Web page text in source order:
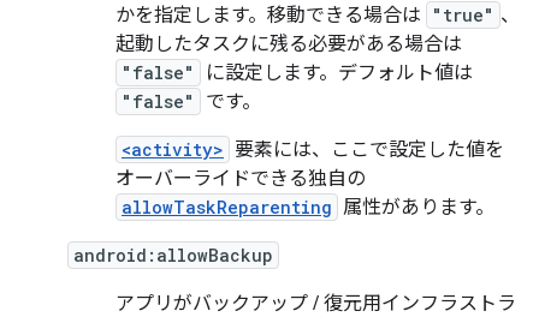
かを指定します。移動できる場合は
"true" 、
起動したタスクに残る必要がある場合は
"false" に設定します。デフォルト値は
"false" です。
<activity> 要素には、ここで設定した値を
オーバーライドできる独自の
allowTaskReparenting 属性があります。
android:allowBackup
アプリがバックアップ / 復元用インフラストラ